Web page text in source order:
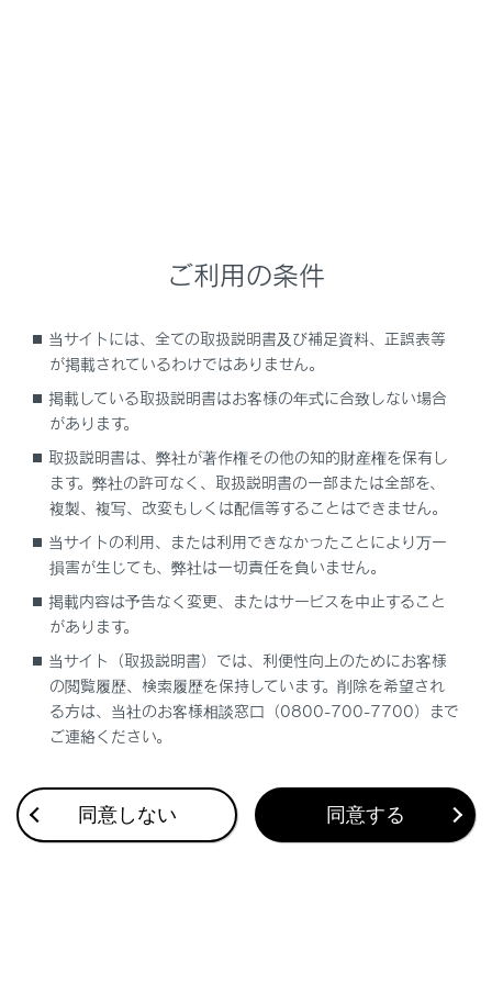
レーダークルーズコントロール
合わせて見られているページ
低速時に障害物との接近を検知してブレーキをかける
Lexus Safety System +
Advanced Parkメインスイッチを押して駐車操作を支援する
ご利用の条件
当サイトには、全ての取扱説明書及び補足資料、正誤表等
が掲載されているわけではありません。
掲載している取扱説明書はお客様の年式に合致しない場合
があります。
取扱説明書は、弊社が著作権その他の知的財産権を保有し
ます。弊社の許可なく、取扱説明書の一部または全部を、
複製、複写、改変もしくは配信等することはできません。
当サイトの利用、または利用できなかったことにより万一
損害が生じても、弊社は一切責任を負いません。
掲載内容は予告なく変更、またはサービスを中止すること
があります。
当サイト（取扱説明書）では、利便性向上のためにお客様
の閲覧履歴、検索履歴を保持しています。削除を希望され
る方は、当社のお客様相談窓口（0800-700-7700）まで
ご連絡ください。
同意しない 同意する